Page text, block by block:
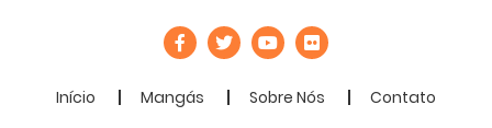
Início Mangás Sobre Nós Contato